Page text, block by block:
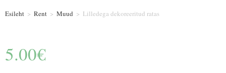
Esileht > Rent > Muud > Lilledega dekoreeritud ratas
5.00€